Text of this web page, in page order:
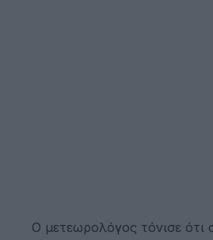
Ο μετεωρολόγος τόνισε